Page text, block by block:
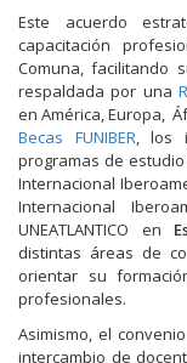
Este acuerdo
capacitación
Comuna, facilitando
respaldada por una
en América, Europa,
Becas FUNIBER, los
programas de
Internacional
Internacional
UNEATLANTICO en
distintas áreas de
orientar su
profesionales.
Asimismo, el
intercambio de